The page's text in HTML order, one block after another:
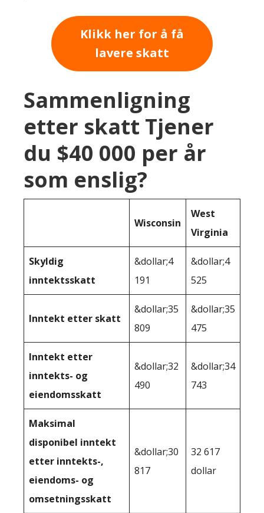
Klikk her for å få
lavere skatt
Sammenligning
etter skatt Tjener
du $40 000 per år
som enslig?
Wisconsin
West
Virginia
Skyldig
inntektsskatt
&dollar;4
191
&dollar;4
525
Inntekt etter skatt
&dollar;35
809
&dollar;35
475
Inntekt etter
inntekts- og
eiendomsskatt
&dollar;32
490
&dollar;34
743
Maksimal
disponibel inntekt
etter inntekts-,
eiendoms- og
omsetningsskatt
&dollar;30
817
32 617
dollar